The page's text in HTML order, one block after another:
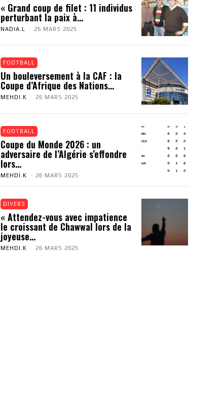
« Grand coup de filet : 11 individus
perturbant la paix à...
NADIA.L - 26 MARS 2025
FOOTBALL
Un bouleversement à la CAF : la
Coupe d’Afrique des Nations...
MEHDI.K - 26 MARS 2025
FOOTBALL
Coupe du Monde 2026 : un
adversaire de l’Algérie s’effondre
lors...
MEHDI.K - 26 MARS 2025
DIVERS
« Attendez-vous avec impatience
le croissant de Chawwal lors de la
joyeuse...
MEHDI.K - 26 MARS 2025